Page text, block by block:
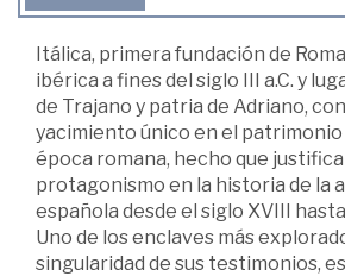
Itálica, primera fundación de
ibérica a fines del siglo III a.C. y
de Trajano y patria de Adriano,
yacimiento único en el
época romana, hecho que
protagonismo en la historia de la
española desde el siglo XVIII
Uno de los enclaves más
singularidad de sus testimonios,